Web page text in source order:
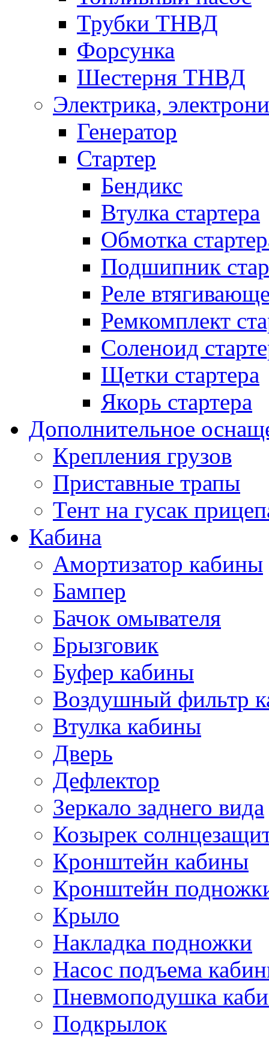
Трубки ТНВД
Форсунка
Шестерня ТНВД
Электрика,
Генератор
Стартер
Бендикс
Втулка стартера
Обмотка
Подшипник
Реле
Ремкомплект
Соленоид
Щетки стартера
Якорь стартера
Дополнительное
Крепления грузов
Приставные трапы
Тент на гусак
Кабина
Амортизатор кабины
Бампер
Бачок омывателя
Брызговик
Буфер кабины
Воздушный фильтр
Втулка кабины
Дверь
Дефлектор
Зеркало заднего вида
Козырек
Кронштейн кабины
Кронштейн
Крыло
Накладка подножки
Насос подъема
Пневмоподушка
Подкрылок